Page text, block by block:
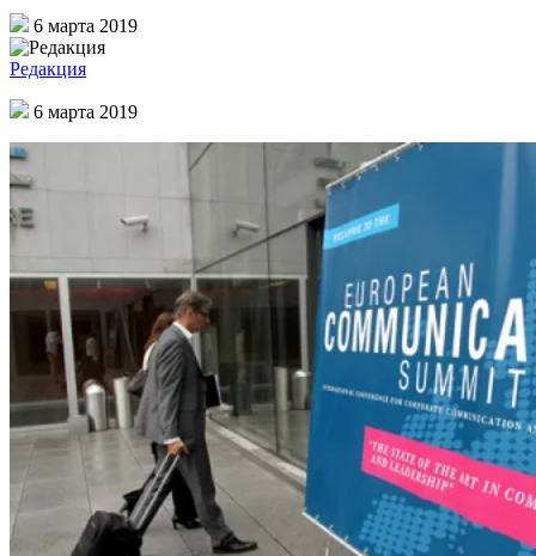
6 марта 2019
Редакция
6 марта 2019